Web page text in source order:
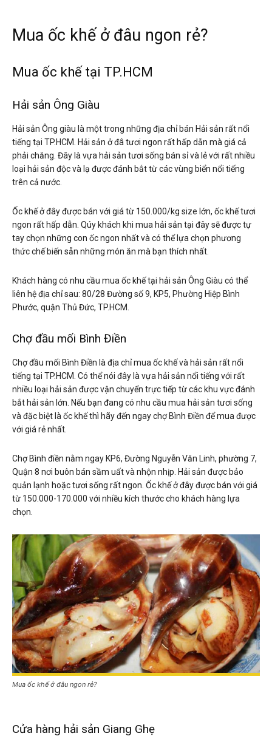
Mua ốc khế ở đâu ngon rẻ?
Mua ốc khế tại TP.HCM
Hải sản Ông Giàu
Hải sản Ông giàu là một trong những địa chỉ bán Hải sản rất nổi
tiếng tại TP.HCM. Hải sản ở đâ tươi ngon rất hấp dẫn mà giá cả
phải chăng. Đây là vựa hải sản tươi sống bán sỉ và lẻ với rất nhiều
loại hải sản độc và lạ được đánh bắt từ các vùng biển nổi tiếng
trên cả nước.
Ốc khế ở đây được bán với giá từ 150.000/kg size lớn, ốc khế tươi
ngon rất hấp dẫn. Qúy khách khi mua hải sản tại đây sẽ được tự
tay chọn những con ốc ngon nhất và có thể lựa chọn phương
thức chế biến sẵn những món ăn mà bạn thích nhất.
Khách hàng có nhu cầu mua ốc khế tại hải sản Ông Giàu có thể
liên hệ địa chỉ sau: 80/28 Đường số 9, KP5, Phường Hiệp Bình
Phước, quận Thủ Đức, TP.HCM.
Chợ đầu mối Bình Điền
Chợ đầu mối Bình Điền là địa chỉ mua ốc khế và hải sản rất nổi
tiếng tại TP.HCM. Có thể nói đây là vựa hải sản nổi tiếng với rất
nhiều loại hải sản được vận chuyển trực tiếp từ các khu vực đánh
bắt hải sản lớn. Nếu bạn đang có nhu cầu mua hải sản tươi sống
và đặc biệt là ốc khế thì hãy đến ngay chợ Bình Điền để mua được
với giá rẻ nhất.
Chợ Bình điền nằm ngay KP6, Đường Nguyễn Văn Linh, phường 7,
Quận 8 nơi buôn bán sầm uất và nhộn nhịp. Hải sản được bảo
quản lạnh hoặc tươi sống rất ngon. Ốc khế ở đây được bán với giá
từ 150.000-170.000 với nhiều kích thước cho khách hàng lựa
chọn.
Mua ốc khế ở đâu ngon rẻ?
Cửa hàng hải sản Giang Ghẹ